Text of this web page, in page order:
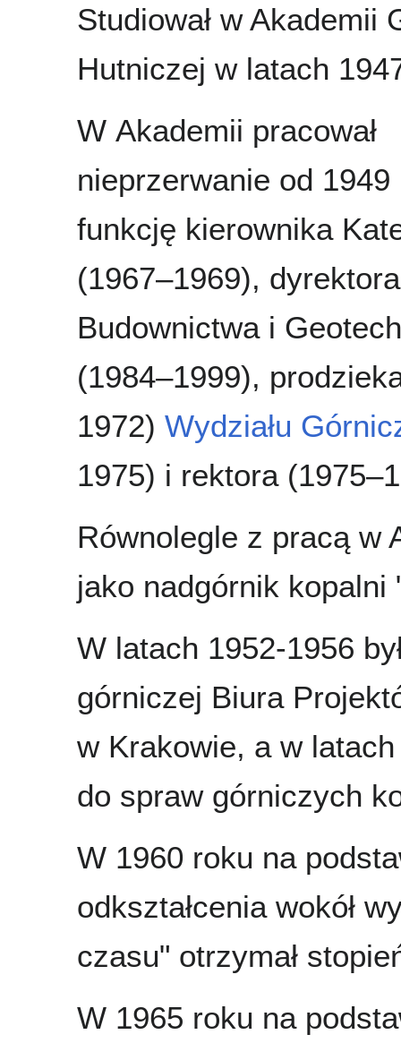
Studiował w Akademii
Hutniczej w latach
W Akademii pracował
nieprzerwanie od 1949
funkcję kierownika
(1967–1969),
Budownictwa i
(1984–1999),
1972) Wydziału
1975) i rektora
Równolegle z pracą w
jako nadgórnik kopalni
W latach 1952-1956
górniczej Biura
w Krakowie, a w
do spraw górniczych
W 1960 roku na
odkształcenia wokół
czasu" otrzymał
W 1965 roku na